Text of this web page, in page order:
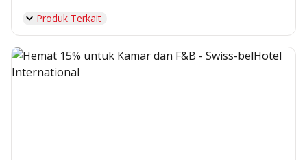
Produk Terkait